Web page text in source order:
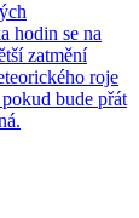
hodin se na
zatmění
roje
bude přát